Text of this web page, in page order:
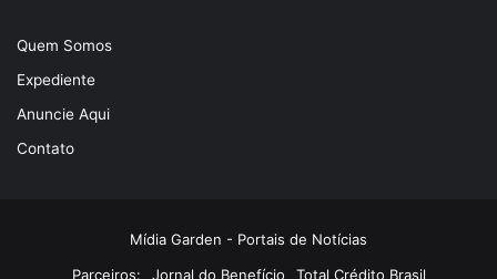
Quem Somos
Expediente
Anuncie Aqui
Contato
Mídia Garden - Portais de Notícias
Parceiros:
Jornal do Benefício Total Crédito Brasil